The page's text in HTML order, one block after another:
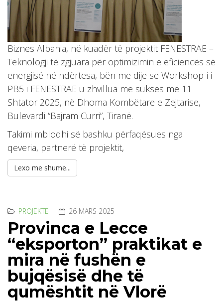
Biznes Albania, në kuadër të projektit FENESTRAE –
Teknologji të zgjuara për optimizimin e eficiencës së
energjisë në ndërtesa, bën me dije se Workshop-i i
PB5 i FENESTRAE u zhvillua me sukses më 11
Shtator 2025, në Dhoma Kombëtare e Zejtarise,
Bulevardi “Bajram Curri”, Tiranë.
Takimi mblodhi së bashku përfaqësues nga
qeveria, partnerë të projektit,
Lexo me shume...
PROJEKTE 26 MARS 2025
Provinca e Lecce
“eksporton” praktikat e
mira në fushën e
bujqësisë dhe të
qumështit në Vlorë